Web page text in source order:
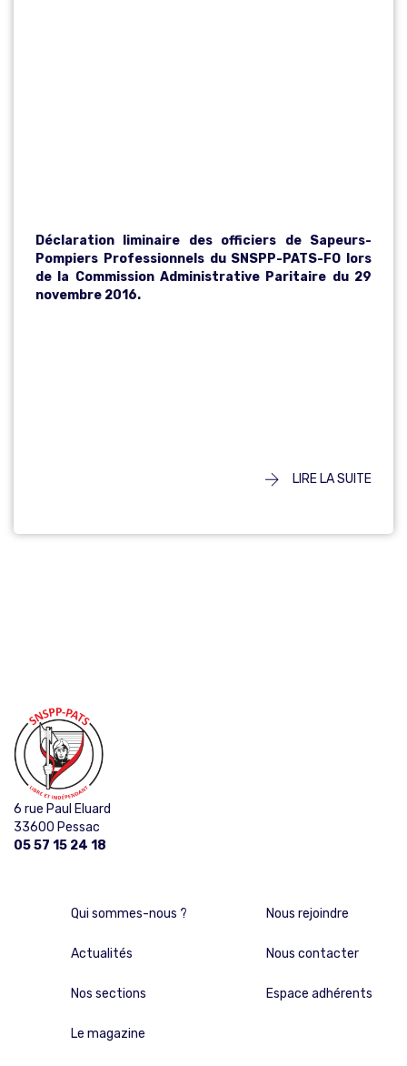
Déclaration liminaire des officiers de Sapeurs-
Pompiers Professionnels du SNSPP-PATS-FO lors
de la Commission Administrative Paritaire du 29
novembre 2016.
LIRE LA SUITE
6 rue Paul Eluard
33600 Pessac
05 57 15 24 18
Qui sommes-nous ?
Actualités
Nos sections
Le magazine
Nous rejoindre
Nous contacter
Espace adhérents